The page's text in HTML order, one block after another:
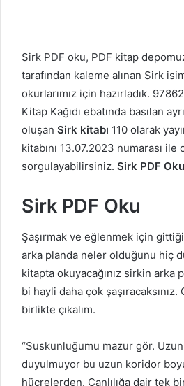
Sirk PDF oku, PDF kitap
tarafından kaleme alınan Sirk
okurlarımız için hazırladık.
Kitap Kağıdı ebatında basılan
oluşan Sirk kitabı 110 olarak
kitabını 13.07.2023 numarası
sorgulayabilirsiniz. Sirk PDF Oku
Sirk PDF Oku
Şaşırmak ve eğlenmek için
arka planda neler olduğunu hiç
kitapta okuyacağınız sirkin arka
bi hayli daha çok
birlikte çıkalım.
“Suskunluğumu mazur gör.
duyulmuyor bu uzun koridor
hücrelerden. Canlılığa dair tek